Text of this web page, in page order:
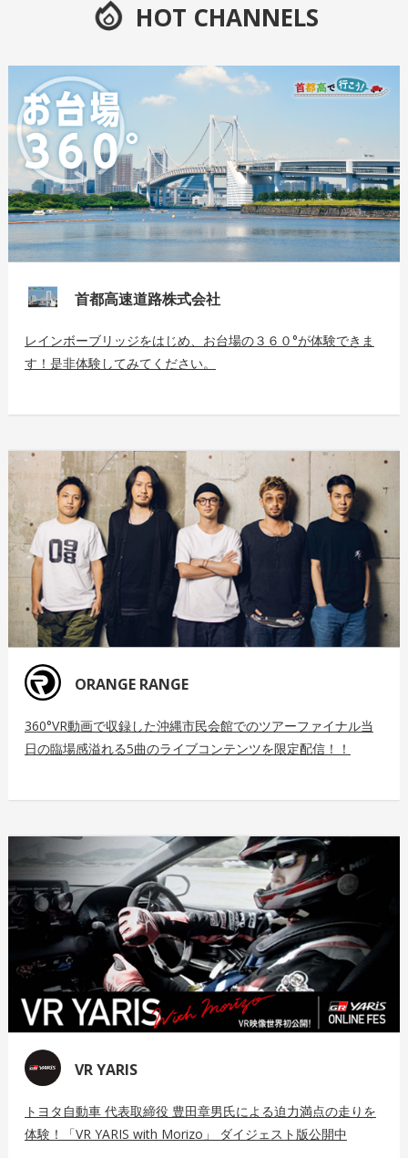
HOT CHANNELS
首都高速道路株式会社
レインボーブリッジをはじめ、お台場の３６０°が体験できま
す！是非体験してみてください。
ORANGE RANGE
360°VR動画で収録した沖縄市民会館でのツアーファイナル当
日の臨場感溢れる5曲のライブコンテンツを限定配信！！
VR YARIS
トヨタ自動車 代表取締役 豊田章男氏による迫力満点の走りを
体験！「VR YARIS with Morizo」 ダイジェスト版公開中